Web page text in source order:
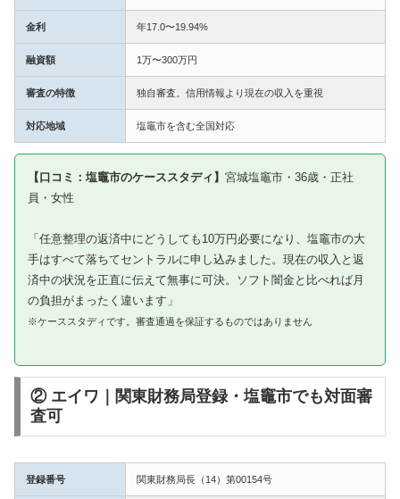
金利 年17.0〜19.94%
融資額 1万〜300万円
審査の特徴 独自審査。信用情報より現在の収入を重視
対応地域 塩竈市を含む全国対応
【口コミ：塩竈市のケーススタディ】 宮城塩竈市・36歳・正社
員・女性
「任意整理の返済中にどうしても10万円必要になり、塩竈市の大
手はすべて落ちてセントラルに申し込みました。現在の収入と返
済中の状況を正直に伝えて無事に可決。ソフト闇金と比べれば月
の負担がまったく違います」
※ケーススタディです。審査通過を保証するものではありません
② エイワ｜関東財務局登録・塩竈市でも対面審
査可
登録番号 関東財務局長（14）第00154号